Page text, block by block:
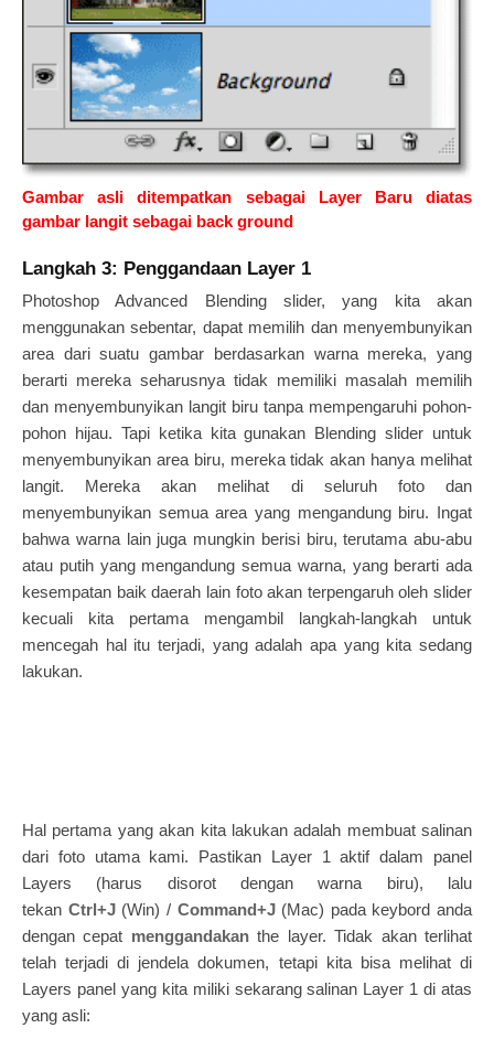
Gambar asli ditempatkan sebagai Layer Baru diatas
gambar langit sebagai back ground
Langkah 3: Penggandaan Layer 1
Photoshop Advanced Blending slider, yang kita akan
menggunakan sebentar, dapat memilih dan menyembunyikan
area dari suatu gambar berdasarkan warna mereka, yang
berarti mereka seharusnya tidak memiliki masalah memilih
dan menyembunyikan langit biru tanpa mempengaruhi pohon-
pohon hijau. Tapi ketika kita gunakan Blending slider untuk
menyembunyikan area biru, mereka tidak akan hanya melihat
langit. Mereka akan melihat di seluruh foto dan
menyembunyikan semua area yang mengandung biru. Ingat
bahwa warna lain juga mungkin berisi biru, terutama abu-abu
atau putih yang mengandung semua warna, yang berarti ada
kesempatan baik daerah lain foto akan terpengaruh oleh slider
kecuali kita pertama mengambil langkah-langkah untuk
mencegah hal itu terjadi, yang adalah apa yang kita sedang
lakukan.
Hal pertama yang akan kita lakukan adalah membuat salinan
dari foto utama kami. Pastikan Layer 1 aktif dalam panel
Layers (harus disorot dengan warna biru), lalu
tekan Ctrl+J(Win) / Command+J(Mac) pada keybord anda
dengan cepat menggandakanthe layer. Tidak akan terlihat
telah terjadi di jendela dokumen, tetapi kita bisa melihat di
Layers panel yang kita miliki sekarang salinan Layer 1 di atas
yang asli: